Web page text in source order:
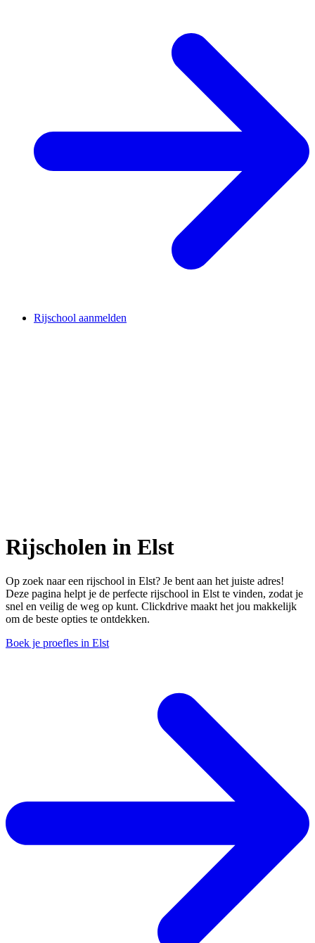
Rijschool aanmelden
Rijscholen in Elst
Op zoek naar een rijschool in Elst? Je bent aan het juiste adres!
Deze pagina helpt je de perfecte rijschool in Elst te vinden, zodat je
snel en veilig de weg op kunt. Clickdrive maakt het jou makkelijk
om de beste opties te ontdekken.
Boek je proefles in Elst